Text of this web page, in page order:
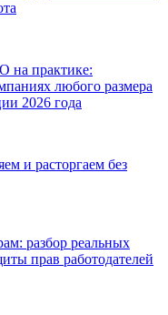
на практике:
любого размера
2026 года
и расторгаем без
разбор реальных
прав работодателей